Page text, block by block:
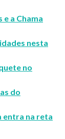
a Chama
nesta
no
do
entra na reta